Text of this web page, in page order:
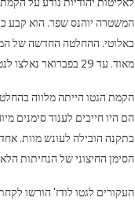
באלוטי. ההחלטה החדשה של
מאוד. עד 29 בפברואר נאלצו לנטוש את אזור הגטו התחום הן גרמנים והן פולנים.
הם היו חייבים לענוד סימנים
בתקנה הובילה לעונש מוות.
הסימן החיצוני של הנחיתות
העקורים לגטו לודז' הורשו